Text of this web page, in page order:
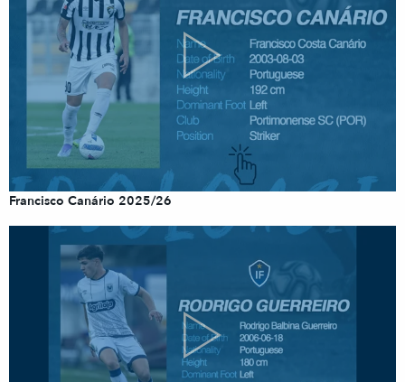
Francisco Canário 2025/26